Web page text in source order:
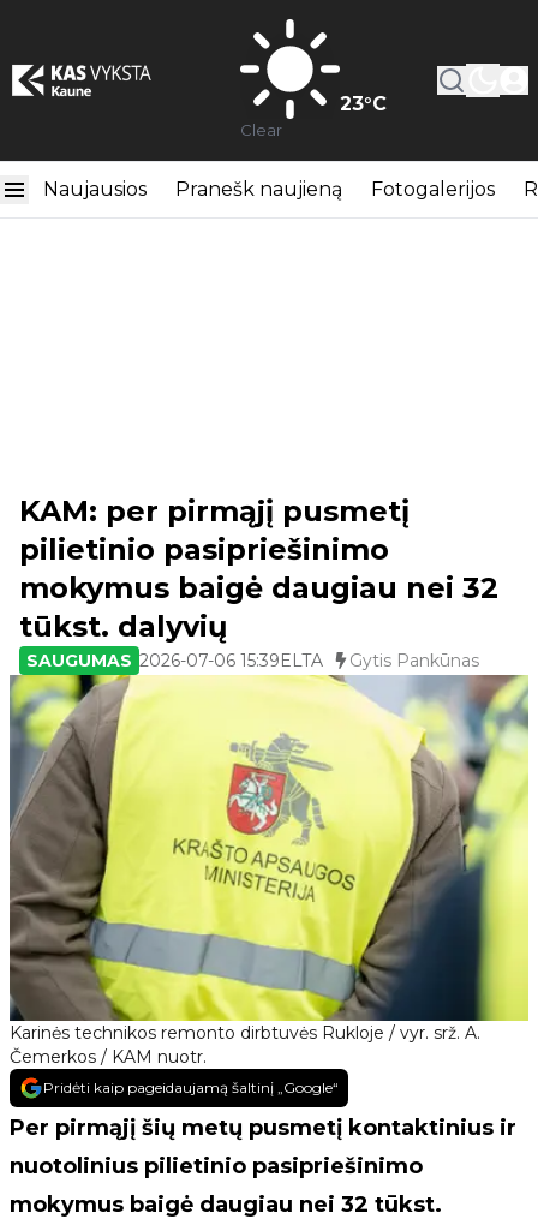
23°C
Clear
Naujausios Pranešk naujieną Fotogalerijos
Karinės technikos remonto dirbtuvės Rukloje / vyr. srž. A.
Čemerkos / KAM nuotr.
KAM: per pirmąjį pusmetį
pilietinio pasipriešinimo
mokymus baigė daugiau nei 32
tūkst. dalyvių
SAUGUMAS 2026-07-06 15:39ELTA Gytis Pankūnas
Pridėti kaip pageidaujamą šaltinį „Google“
Per pirmąjį šių metų pusmetį kontaktinius ir
nuotolinius pilietinio pasipriešinimo
mokymus baigė daugiau nei 32 tūkst.